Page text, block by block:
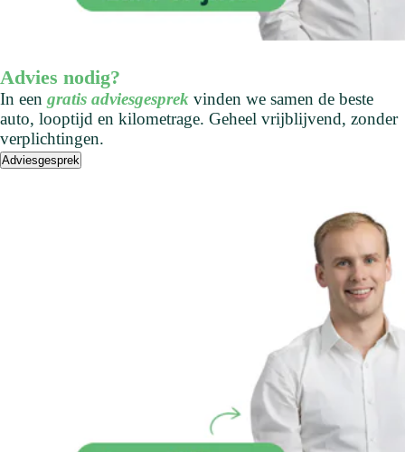
Advies nodig?
In een gratis adviesgesprek vinden we samen de beste
auto, looptijd en kilometrage. Geheel vrijblijvend, zonder
verplichtingen.
Adviesgesprek